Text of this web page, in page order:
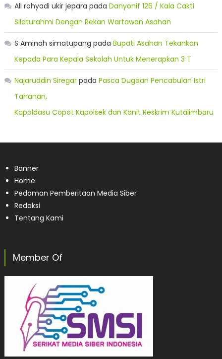
Ali rohyadi ukir jepara pada Danyonif 126 / Kala Cakti
Silaturahmi Dengan Rekan Wartawan Asahan
S Aminah simatupang pada Bupati Asahan Tekankan
Kepada Para Kepala Sekolah Untuk Menerapkan 3 T
Najaruddin Siregarpada Pasca Dugaan Pencabulan Istri
Tahanan,
Kapoldasu Copot Kapolsek dan Kanit Reskrim Kutalimbaru
Banner
Home
Pedoman Pemberitaan Media Siber
Redaksi
Tentang Kami
Member Of